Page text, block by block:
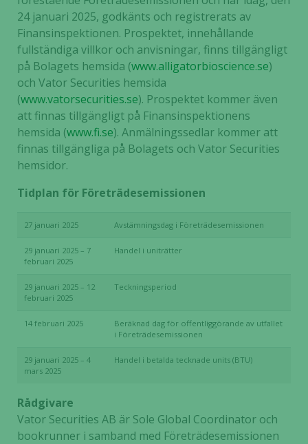
24 januari 2025, godkänts och registrerats av
Finansinspektionen. Prospektet, innehållande
fullständiga villkor och anvisningar, finns tillgängligt
på Bolagets hemsida (www.alligatorbioscience.se)
och Vator Securities hemsida
(www.vatorsecurities.se). Prospektet kommer även
att finnas tillgängligt på Finansinspektionens
hemsida (www.fi.se). Anmälningssedlar kommer att
finnas tillgängliga på Bolagets och Vator Securities
hemsidor.
Tidplan för Företrädesemissionen
27 januari 2025 Avstämningsdag i Företrädesemissionen
29 januari 2025 – 7
februari 2025
Handel i uniträtter
29 januari 2025 – 12
februari 2025
Teckningsperiod
14 februari 2025
Beräknad dag för offentliggörande av utfallet
i Företrädesemissionen
29 januari 2025 – 4
mars 2025
Handel i betalda tecknade units (BTU)
Rådgivare
Vator Securities AB är Sole Global Coordinator och
bookrunner i samband med Företrädesemissionen